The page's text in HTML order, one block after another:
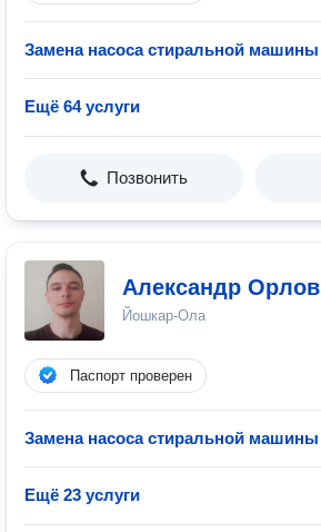
Замена насоса стиральной машины
Ещё 64 услуги
Позвонить
Александр Орлов
Йошкар-Ола
Паспорт проверен
Замена насоса стиральной машины
Ещё 23 услуги